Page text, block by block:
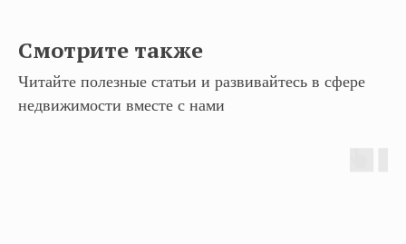
Смотрите также
Читайте полезные статьи и развивайтесь в сфере
недвижимости вместе с нами